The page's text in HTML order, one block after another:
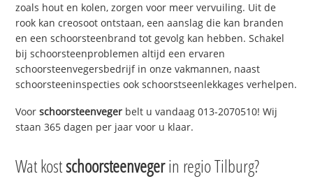
zoals hout en kolen, zorgen voor meer vervuiling. Uit de
rook kan creosoot ontstaan, een aanslag die kan branden
en een schoorsteenbrand tot gevolg kan hebben. Schakel
bij schoorsteenproblemen altijd een ervaren
schoorsteenvegersbedrijf in onze vakmannen, naast
schoorsteeninspecties ook schoorstseenlekkages verhelpen.
Voorschoorsteenveger belt u vandaag 013-2070510! Wij
staan 365 dagen per jaar voor u klaar.
Wat kostschoorsteenvegerin regio Tilburg?